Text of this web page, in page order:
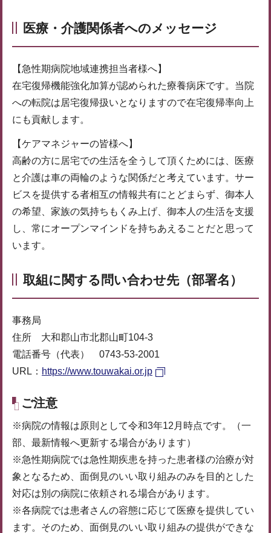
医療・介護関係者へのメッセージ
【急性期病院地域連携担当者様へ】
在宅復帰機能強化加算が認められた療養病床です。当院
への転院は居宅復帰扱いとなりますので在宅復帰率向上
にも貢献します。
【ケアマネジャーの皆様へ】
高齢の方に居宅での生活を全うして頂くためには、医療
と介護は車の両輪のような関係だと考えています。サー
ビスを提供する者相互の情報共有にとどまらず、御本人
の希望、家族の気持ちもくみ上げ、御本人の生活を支援
し、常にオープンマインドを持ちあえることだと思って
います。
取組に関する問い合わせ先（部署名）
事務局
住所 大和郡山市北郡山町104-3
電話番号（代表） 0743-53-2001
URL： https://www.touwakai.or.jp
ご注意
※病院の情報は原則として令和3年12月時点です。（一
部、最新情報へ更新する場合があります）
※急性期病院では急性期疾患を持った患者様の治療が対
象となるため、面倒見のいい取り組みのみを目的とした
対応は別の病院に依頼される場合があります。
※各病院では患者さんの容態に応じて医療を提供してい
ます。そのため、面倒見のいい取り組みの提供ができな